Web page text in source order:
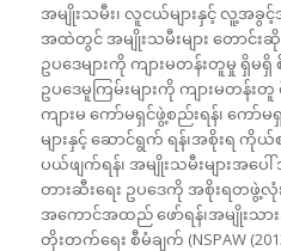
အမျိုးသမီး၊ လူငယ်များနှင့် လူ့အခွ
အထဲတွင် အမျိုးသမီးများ တောင်းဆို
ဥပဒေများကို ကျားမတန်းတူမှု ရှိမရှိ
ဥပဒေမူကြမ်းများကို ကျားမတန်းတူ
ကျားမ ကော်မရှင်ဖွဲ့စည်းရန်၊ ကေ
များနှင့် ဆောင်ရွက် ရန်၊အစိုးရ ကိုယ်
ပယ်ဖျက်ရန်၊ အမျိုးသမီးများအပ
တားဆီးရေး ဥပဒေကို အစိုးရတဖွဲ့လုံး
အကောင်အထည် ဖော်ရန်၊အမျိုးသာ
တိုးတက်ရေး စီမံချက် (NSPAW